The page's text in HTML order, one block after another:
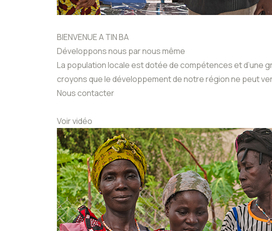
BIENVENUE A TIN BA
Développons nous par nous même
La population locale est dotée de compétences et d’une
croyons que le développement de notre région ne peut
Nous contacter
Voir vidéo